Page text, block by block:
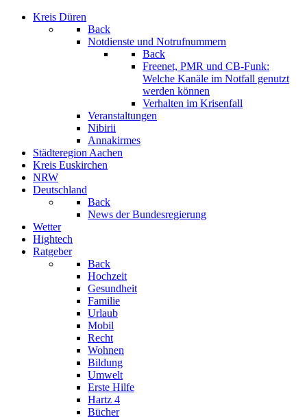
Kreis Düren
Back
Notdienste und Notrufnummern
Back
Freenet, PMR und CB-Funk:
Welche Kanäle im Notfall genutzt
werden können
Verhalten im Krisenfall
Veranstaltungen
Nibirii
Annakirmes
Städteregion Aachen
Kreis Euskirchen
NRW
Deutschland
Back
News der Bundesregierung
Wetter
Hightech
Ratgeber
Back
Hochzeit
Gesundheit
Familie
Urlaub
Mobil
Recht
Wohnen
Bildung
Umwelt
Erste Hilfe
Hartz 4
Bücher